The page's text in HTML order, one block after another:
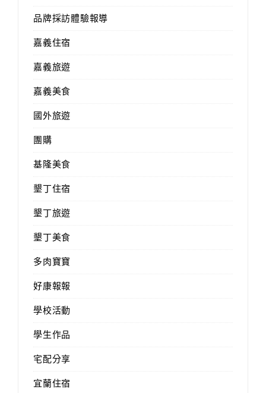
品牌採訪體驗報導
嘉義住宿
嘉義旅遊
嘉義美食
國外旅遊
團購
基隆美食
墾丁住宿
墾丁旅遊
墾丁美食
多肉寶寶
好康報報
學校活動
學生作品
宅配分享
宜蘭住宿